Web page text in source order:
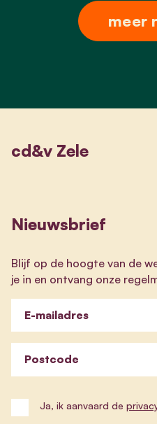
meer
cd&v Zele
Nieuwsbrief
Blijf op de hoogte van de
je in en ontvang onze
E-mailadres
Postcode
Ja, ik aanvaard de